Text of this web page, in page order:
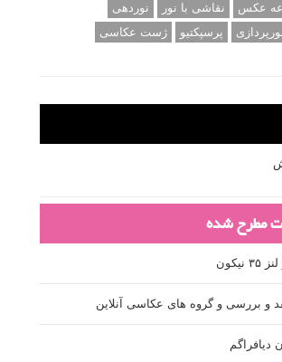
عکس نقاشی با نور
نوردهی
پرسپکتیو ژست عکاسی
مطرح شده
و بررسی و گروه های عکاسی آنلاین